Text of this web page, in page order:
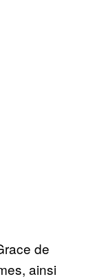
de
ainsi